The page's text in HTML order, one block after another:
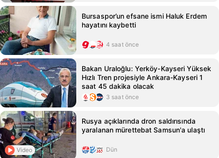
Bursaspor’un efsane ismi Haluk Erdem
hayatını kaybetti
4 saat önce
Bakan Uraloğlu: Yerköy-Kayseri Yüksek
Hızlı Tren projesiyle Ankara-Kayseri 1
saat 45 dakika olacak
3 saat önce
Video
Rusya açıklarında dron saldırısında
yaralanan mürettebat Samsun'a ulaştı
Dün